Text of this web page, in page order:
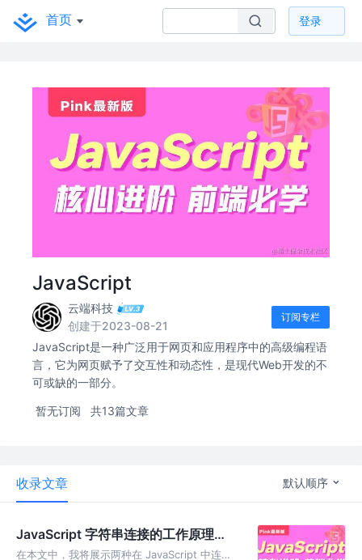
首页 登录
JavaScript
云端科技
创建于2023-08-21
订阅专栏
JavaScript是一种广泛用于网页和应用程序中的高级编程语
言，它为网页赋予了交互性和动态性，是现代Web开发的不
可或缺的一部分。
暂无订阅 共13篇文章
收录文章 默认顺序
JavaScript 字符串连接的工作原理
——“+”运算符与“+=”运算符
在本文中，我将展示两种在 JavaScript 中连接